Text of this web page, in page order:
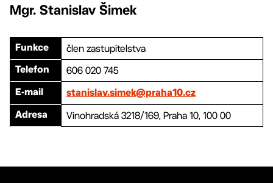
Mgr. Stanislav Šimek
Funkce člen zastupitelstva
Telefon 606 020 745
E-mail stanislav.simek@praha10.cz
Adresa Vinohradská 3218/169, Praha 10, 100 00